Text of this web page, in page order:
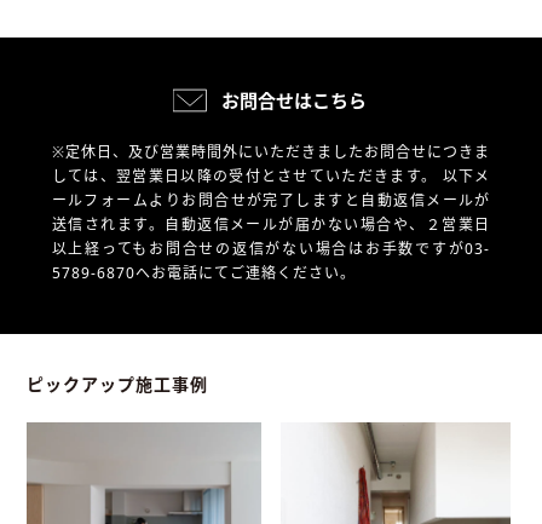
お問合せはこちら
※定休日、及び営業時間外にいただきましたお問合せにつきま
しては、翌営業日以降の受付とさせていただきます。 以下メ
ールフォームよりお問合せが完了しますと自動返信メールが
送信されます。自動返信メールが届かない場合や、
２営業日
以上経ってもお問合せの返信がない場合はお手数ですが03-
5789-6870へお電話にてご連絡ください。
ピックアップ施工事例